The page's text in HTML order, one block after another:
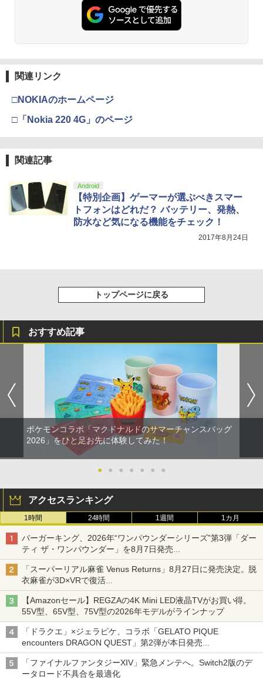
5
ニンテンドープリペイド番号 5000円|オ
ンラインコード版
￥7,286
￥11,849
￥10,737
【純正品】DualSense ワイヤレスコン
￥5,000
5
【純正品】Xbox ワイヤレス コントロー
ラー (カーボンブラック)
劇場版「鬼滅の刃」無限城編 第一章 猗
窩座再来 通常版 [Blu-ray]
劇場版「鬼滅の刃」無限城編 第一章 猗
窩座再来 通常版 [DVD]
4
劇場版「鬼滅の刃」無限城編 第一章 猗
窩座再来 完全生産限定版 [Blu-ray]
￥8,698
巾着＋メーカー特典:【坤と離】二振りの
剣、十翼より来たる！スタジオ描き下ろ
関連リンク
□NOKIAのホームページ
□「Nokia 220 4G」のページ
関連記事
Android
【特別企画】ゲーマーが選ぶべきスマー
トフォンはどれだ？ バッテリー、発熱、
防水など気になる機能をチェック！
2017年8月24日
トップページに戻る
おすすめ記事
ポケモンコラボ「マクドナルドのサマーチャンスバッグ
2026」をひと足お先に体験してみた！
● ● ● ● ● ● ●
アクセスランキング
1時間 24時間 1週間 1カ月
バーガーキング、2026年“ワンパウンダーシリーズ”第3弾「ダー
ティ ザ・ワンパウンダー」を8月7日発売
「特製ガーリックマヨソース」を使用した超大型チーズバーガー
「スーパーリアル麻雀 Venus Returns」8月27日に発売決定。脱
衣麻雀が3D×VRで復活
発売から2週間は20%オフになるセールが実施
【Amazonセール】REGZAの4K Mini LED液晶TVがお買い得。
55V型、65V型、75V型の2026年モデルがラインナップ
「ドラクエ」×ジェラピケ、コラボ「GELATO PIQUE
encounters DRAGON QUEST」第2弾が本日発売
アイスカップに入ったスライムやわたぼう、ベビーサタンなどが
オリジナルアートで登場
「ファイナルファンタジーXIV」緊急メンテへ。Switch2版のデ
ータロード不具合を最適化